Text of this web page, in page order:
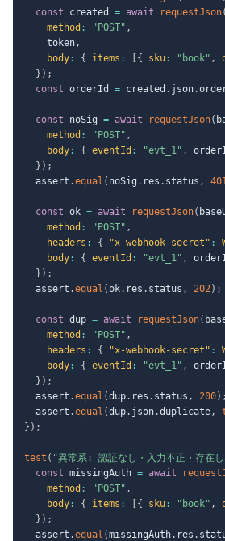
const created = await requestJson(
method : "POST" ,
    token
,
body : { items : { sku : "book" ,
} ) ;
const orderId = created . json.
const noSig = await requestJson(
method : "POST" ,
body : { eventId : "evt_1" ,
} ) ;
  assert
.equal ( noSig . res . status ,
const ok = await requestJson(
method : "POST" ,
headers : { "x-webhook-secret" :
body : { eventId : "evt_1" ,
} ) ;
  assert
.equal (ok. res . status , 202) ;
const dup = await requestJson(
method : "POST" ,
headers : { "x-webhook-secret" :
body : { eventId : "evt_1" ,
} ) ;
  assert
.equal (dup. res . status , 200) ;
  assert
.equal (dup. json.duplicate,
} ) ;
test ( "異常系: 認証なし・入力不正・存在
const missingAuth = await
method : "POST" ,
body : { items : { sku : "book" ,
} ) ;
  assert
.equal (missingAuth. res .